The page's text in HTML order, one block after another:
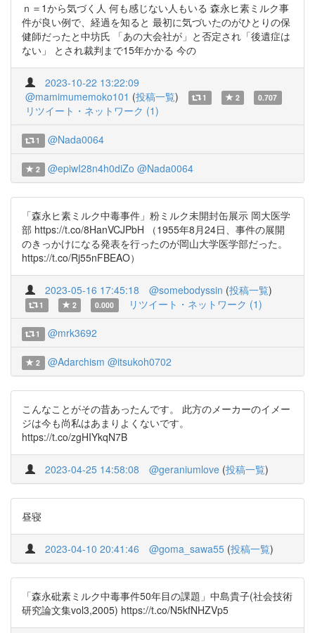
ｎ＝1から気づく人 何も感じない人もいる 森永ヒ素ミルク事
件が良い例で、経過を知ると 最初に気づいたのがひとりの保
健師だったと中坊氏 「あの大会社が」と否定され「後遺症は
ない」 とされ裁判まで15年かかる 今の
2023-10-22 13:22:09
@mamimumemoko101 (投稿一覧) 1 2 0.707
リツイート・ネットワーク (1)
1 @Nada0064
2 @epiwI28n4h0diZo @Nada0064
「森永ヒ素ミルク中毒事件」粉ミルク未開封缶展示 岡大医学
部 https://t.co/8HanVCJPbH （1955年8月24日、事件の展開
のきっかけになる発表を行ったのが岡山大学医学部だった。
https://t.co/Rj55nFBEAO）
2023-05-16 17:45:18 @somebodyssin (投稿一覧)
1 2 0.000 リツイート・ネットワーク (1)
1 @mrk3692
2 @Adarchism @itsukoh0702
こんなことがその昔あったんです。 此方のメーカーのイメー
ジは今も尚私はあまりよくないです。
https://t.co/zgHIYkqN7B
2023-04-25 14:58:08 @geraniumlove (投稿一覧)
昼寝
2023-04-10 20:41:46 @goma_sawa55 (投稿一覧)
「森永砒素ミルク中毒事件50年目の課題」中島貴子(社会技術
研究論文集vol3,2005) https://t.co/N5kfNHZVp5